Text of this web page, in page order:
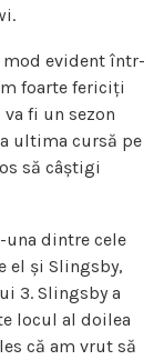
mod evident într-
foarte fericiți
fi un sezon
ultima cursă pe
să câștigi
dintre cele
el și Slingsby,
3. Slingsby a
locul al doilea
că am vrut să